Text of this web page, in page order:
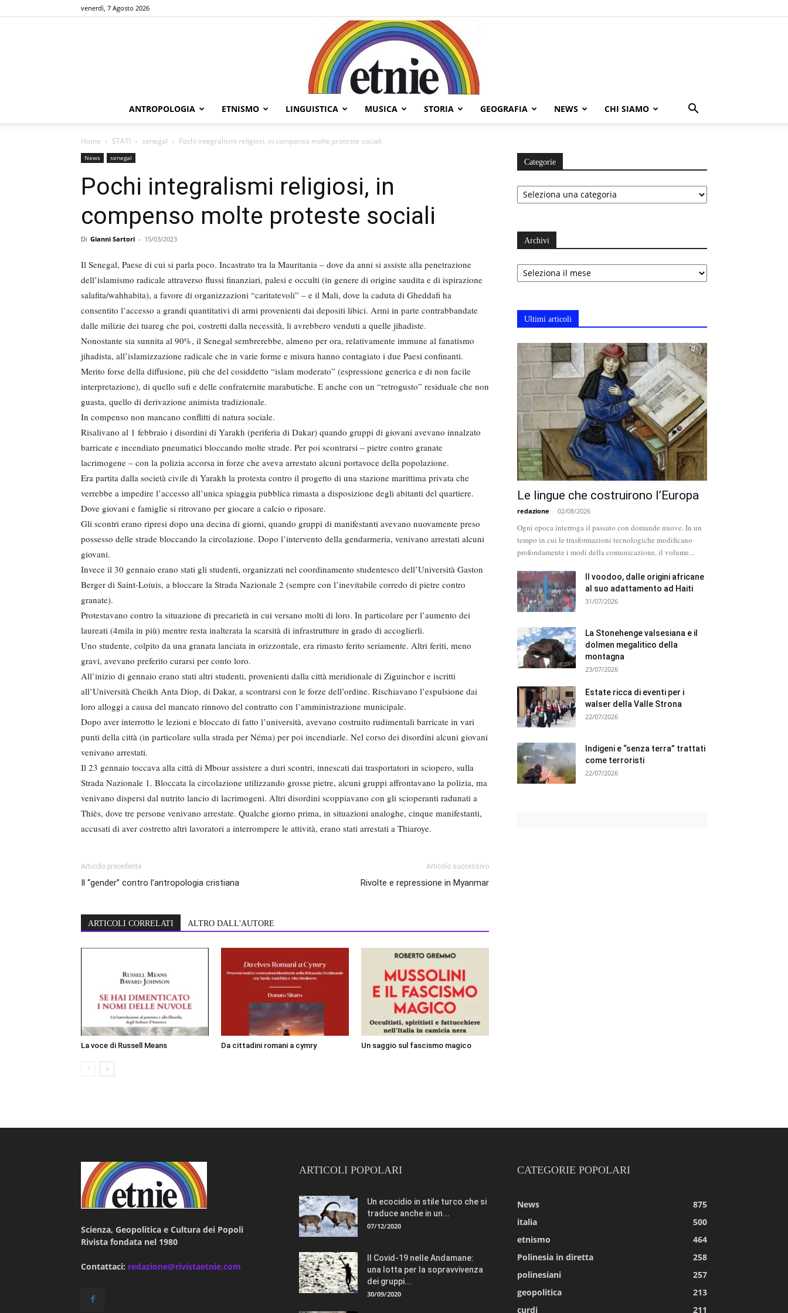
venerdì, 7 Agosto 2026
ANTROPOLOGIA ETNISMO LINGUISTICA MUSICA STORIA GEOGRAFIA NEWS CHI SIAMO
Home STATI senegal Pochi integralismi religiosi, in compenso molte proteste sociali
News senegal
Pochi integralismi religiosi, in
compenso molte proteste sociali
Di Gianni Sartori - 15/03/2023
Il Senegal, Paese di cui si parla poco. Incastrato tra la Mauritania – dove da anni si assiste alla penetrazione
dell’islamismo radicale attraverso flussi finanziari, palesi e occulti (in genere di origine saudita e di ispirazione
salafita/wahhabita), a favore di organizzazioni “caritatevoli” – e il Mali, dove la caduta di Gheddafi ha
consentito l’accesso a grandi quantitativi di armi provenienti dai depositi libici. Armi in parte contrabbandate
dalle milizie dei tuareg che poi, costretti dalla necessità, li avrebbero venduti a quelle jihadiste.
Nonostante sia sunnita al 90%, il Senegal sembrerebbe, almeno per ora, relativamente immune al fanatismo
jihadista, all’islamizzazione radicale che in varie forme e misura hanno contagiato i due Paesi confinanti.
Merito forse della diffusione, più che del cosiddetto “islam moderato” (espressione generica e di non facile
interpretazione), di quello sufi e delle confraternite marabutiche. E anche con un “retrogusto” residuale che non
guasta, quello di derivazione animista tradizionale.
In compenso non mancano conflitti di natura sociale.
Risalivano al 1 febbraio i disordini di Yarakh (periferia di Dakar) quando gruppi di giovani avevano innalzato
barricate e incendiato pneumatici bloccando molte strade. Per poi scontrarsi – pietre contro granate
lacrimogene – con la polizia accorsa in forze che aveva arrestato alcuni portavoce della popolazione.
Era partita dalla società civile di Yarakh la protesta contro il progetto di una stazione marittima privata che
verrebbe a impedire l’accesso all’unica spiaggia pubblica rimasta a disposizione degli abitanti del quartiere.
Dove giovani e famiglie si ritrovano per giocare a calcio o riposare.
Gli scontri erano ripresi dopo una decina di giorni, quando gruppi di manifestanti avevano nuovamente preso
possesso delle strade bloccando la circolazione. Dopo l’intervento della gendarmeria, venivano arrestati alcuni
giovani.
Invece il 30 gennaio erano stati gli studenti, organizzati nel coordinamento studentesco dell’Università Gaston
Berger di Saint-Loiuis, a bloccare la Strada Nazionale 2 (sempre con l’inevitabile corredo di pietre contro
granate).
Protestavano contro la situazione di precarietà in cui versano molti di loro. In particolare per l’aumento dei
laureati (4mila in più) mentre resta inalterata la scarsità di infrastrutture in grado di accoglierli.
Uno studente, colpito da una granata lanciata in orizzontale, era rimasto ferito seriamente. Altri feriti, meno
gravi, avevano preferito curarsi per conto loro.
All’inizio di gennaio erano stati altri studenti, provenienti dalla città meridionale di Ziguinchor e iscritti
all’Università Cheikh Anta Diop, di Dakar, a scontrarsi con le forze dell’ordine. Rischiavano l’espulsione dai
loro alloggi a causa del mancato rinnovo del contratto con l’amministrazione municipale.
Dopo aver interrotto le lezioni e bloccato di fatto l’università, avevano costruito rudimentali barricate in vari
punti della città (in particolare sulla strada per Néma) per poi incendiarle. Nel corso dei disordini alcuni giovani
venivano arrestati.
Il 23 gennaio toccava alla città di Mbour assistere a duri scontri, innescati dai trasportatori in sciopero, sulla
Strada Nazionale 1. Bloccata la circolazione utilizzando grosse pietre, alcuni gruppi affrontavano la polizia, ma
venivano dispersi dal nutrito lancio di lacrimogeni. Altri disordini scoppiavano con gli scioperanti radunati a
Thiès, dove tre persone venivano arrestate. Qualche giorno prima, in situazioni analoghe, cinque manifestanti,
accusati di aver costretto altri lavoratori a interrompere le attività, erano stati arrestati a Thiaroye.
Articolo precedente
Il “gender” contro l’antropologia cristiana
Articolo successivo
Rivolte e repressione in Myanmar
ARTICOLI CORRELATI ALTRO DALL'AUTORE
La voce di Russell Means Da cittadini romani a cymry Un saggio sul fascismo magico
Categorie
Categorie
Archivi
Archivi
Ultimi articoli
Le lingue che costruirono l’Europa
redazione - 02/08/2026
Ogni epoca interroga il passato con domande nuove. In un
tempo in cui le trasformazioni tecnologiche modificano
profondamente i modi della comunicazione, il volume...
Il voodoo, dalle origini africane
al suo adattamento ad Haiti
31/07/2026
La Stonehenge valsesiana e il
dolmen megalitico della
montagna
23/07/2026
Estate ricca di eventi per i
walser della Valle Strona
22/07/2026
Indigeni e “senza terra” trattati
come terroristi
22/07/2026
Scienza, Geopolitica e Cultura dei Popoli
Rivista fondata nel 1980
Contattaci: redazione@rivistaetnie.com
ARTICOLI POPOLARI
Un ecocidio in stile turco che si
traduce anche in un...
07/12/2020
Il Covid-19 nelle Andamane:
una lotta per la sopravvivenza
dei gruppi...
30/09/2020
CATEGORIE POPOLARI
News
875
italia
500
etnismo
464
Polinesia in diretta
258
polinesiani
257
geopolitica
213
curdi
211